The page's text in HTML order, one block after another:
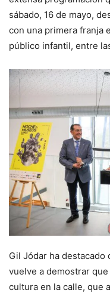
sábado, 16 de mayo,
con una primera franja
público infantil, entre
Gil Jódar ha destacado
vuelve a demostrar
cultura en la calle, que